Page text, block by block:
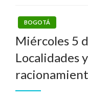
BOGOTÁ
Miércoles 5
Localidades